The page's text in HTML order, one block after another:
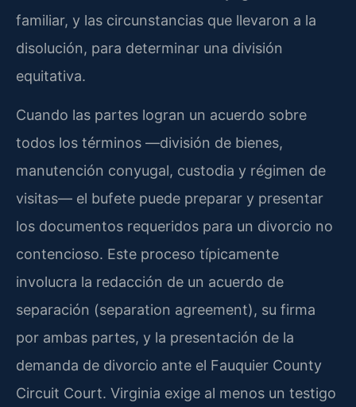
familiar, y las circunstancias que llevaron a la
disolución, para determinar una división
equitativa.
Cuando las partes logran un acuerdo sobre
todos los términos —división de bienes,
manutención conyugal, custodia y régimen de
visitas— el bufete puede preparar y presentar
los documentos requeridos para un divorcio no
contencioso. Este proceso típicamente
involucra la redacción de un acuerdo de
separación (separation agreement), su firma
por ambas partes, y la presentación de la
demanda de divorcio ante el Fauquier County
Circuit Court. Virginia exige al menos un testigo